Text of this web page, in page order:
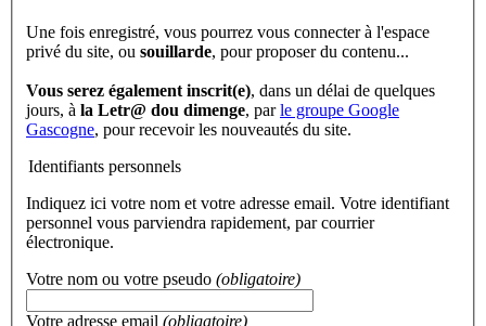
Une fois enregistré, vous pourrez vous connecter à l'espace
privé du site, ou souillarde , pour proposer du contenu...
Vous serez également inscrit(e), dans un délai de quelques
jours, à la Letr@ dou dimenge, parle groupe Google
Gascogne, pour recevoir les nouveautés du site.
Identifiants personnels
Indiquez ici votre nom et votre adresse email. Votre identifiant
personnel vous parviendra rapidement, par courrier
électronique.
Votre nom ou votre pseudo (obligatoire)
Votre adresse email (obligatoire)